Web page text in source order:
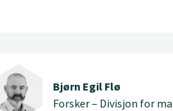
Bjørn Egil Flø
Forsker – Divisjon for